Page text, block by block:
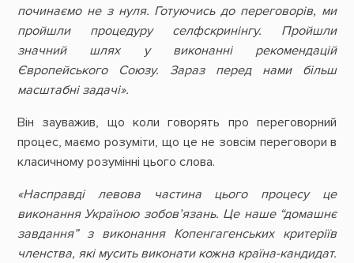
починаємо не з нуля. Готуючись до переговорів, ми
пройшли процедуру селфскринінгу. Пройшли
значний шлях у виконанні рекомендацій
Європейського Союзу. Зараз перед нами більш
масштабні задачі».
Він зауважив, що коли говорять про переговорний
процес, маємо розуміти, що це не зовсім переговори в
класичному розумінні цього слова.
«Насправді левова частина цього процесу це
виконання Україною зобов’язань. Це наше “домашнє
завдання” з виконання Копенгагенських критеріїв
членства, які мусить виконати кожна країна-кандидат.